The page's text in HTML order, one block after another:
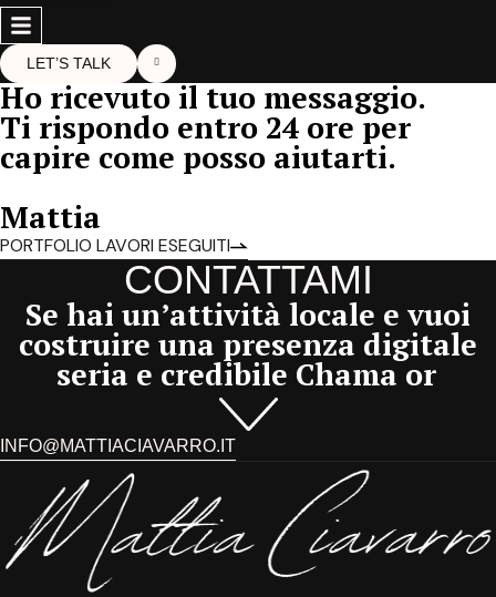
LET’S TALK
Ho ricevuto il tuo messaggio.
Ti rispondo entro 24 ore per
capire come posso aiutarti.
Mattia
PORTFOLIO LAVORI ESEGUITI
CONTATTAMI
Se hai un’attività locale e vuoi
costruire una presenza digitale
seria e credibileChama o
INFO@MATTIACIAVARRO.IT